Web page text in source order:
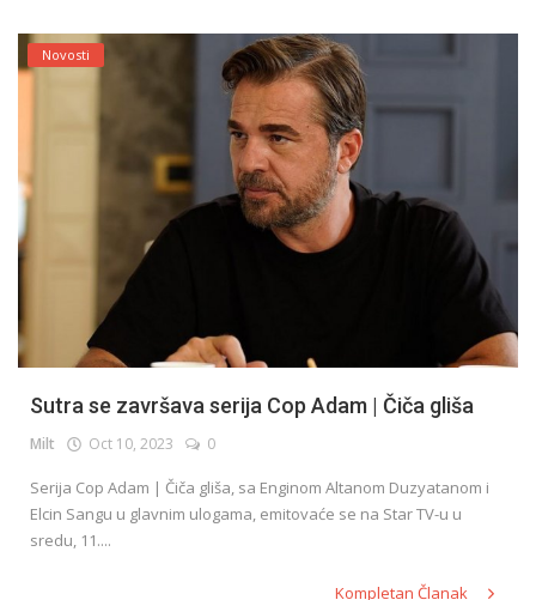
Novosti
Sutra se završava serija Cop Adam | Čiča gliša
Milt Oct 10, 2023 0
Serija Cop Adam | Čiča gliša, sa Enginom Altanom Duzyatanom i
Elcin Sangu u glavnim ulogama, emitovaće se na Star TV-u u
sredu, 11....
Kompletan Članak